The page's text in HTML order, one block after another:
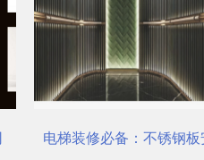
一站式选材中心 | 电梯装饰
电梯装修必备：不锈钢